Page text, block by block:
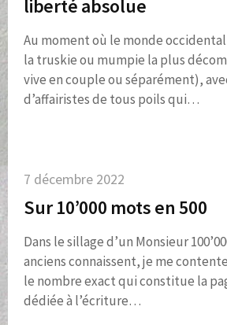
liberté absolue
Au moment où le monde
la truskie ou mumpie la plus
vive en couple ou séparément),
d’affairistes de tous poils qui…
7 décembre 2022
Sur 10’000 mots en 500
Dans le sillage d’un Monsieur
anciens connaissent, je me
le nombre exact qui constitue la
dédiée à l’écriture…